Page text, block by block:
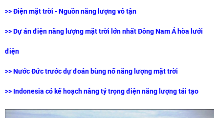
>>Điện mặt trời - Nguồn năng lượng vô tận
>>Dự án điện năng lượng mặt trời lớn nhất Đông Nam Á hòa lưới
điện
>>Nước Đức trước dự đoán bùng nổ năng lượng mặt trời
>> Indonesia có kế hoạch nâng tỷ trọng điện năng lượng tái tạo